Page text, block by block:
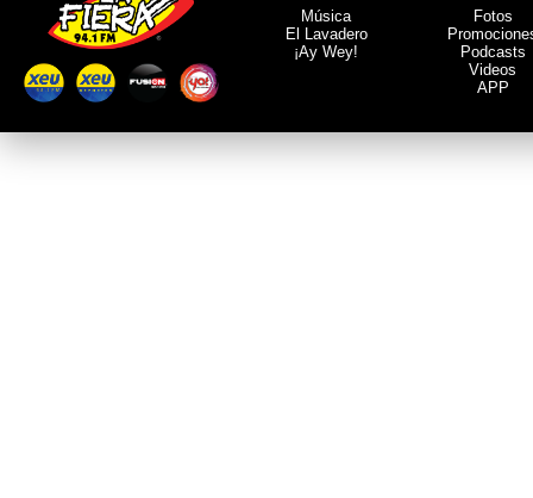
Música
El Lavadero
¡Ay Wey!
Fotos
Podcasts
Videos
APP